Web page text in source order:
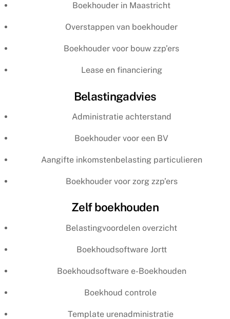
Boekhouder in Maastricht
Overstappen van boekhouder
Boekhouder voor bouw zzp’ers
Lease en financiering
Belastingadvies
Administratie achterstand
Boekhouder voor een BV
Aangifte inkomstenbelasting particulieren
Boekhouder voor zorg zzp’ers
Zelf boekhouden
Belastingvoordelen overzicht
Boekhoudsoftware Jortt
Boekhoudsoftware e-Boekhouden
Boekhoud controle
Template urenadministratie